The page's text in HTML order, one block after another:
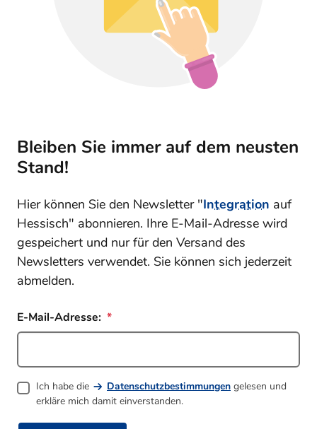
Bleiben Sie immer auf dem neusten
Stand!
Hier können Sie den Newsletter "Integration auf
Hessisch" abonnieren. Ihre E-Mail-Adresse wird
gespeichert und nur für den Versand des
Newsletters verwendet. Sie können sich jederzeit
abmelden.
E-Mail-Adresse:
Ich habe die Datenschutzbestimmungen gelesen und
erkläre mich damit einverstanden.